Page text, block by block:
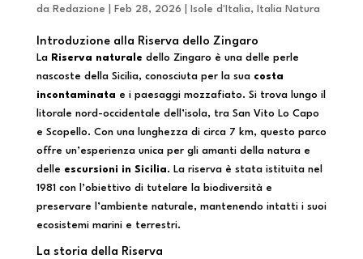
da Redazione Feb 28, 2026 Isole d'Italia, Italia Natura
Introduzione alla Riserva dello Zingaro
La Riserva naturale dello Zingaro è una delle perle
nascoste della Sicilia, conosciuta per la sua costa
incontaminata e i paesaggi mozzafiato. Si trova lungo il
litorale nord-occidentale dell’isola, tra San Vito Lo Capo
e Scopello. Con una lunghezza di circa 7 km, questo parco
offre un’esperienza unica per gli amanti della natura e
delle escursioni in Sicilia. La riserva è stata istituita nel
1981 con l’obiettivo di tutelare la biodiversità e
preservare l’ambiente naturale, mantenendo intatti i suoi
ecosistemi marini e terrestri.
La storia della Riserva